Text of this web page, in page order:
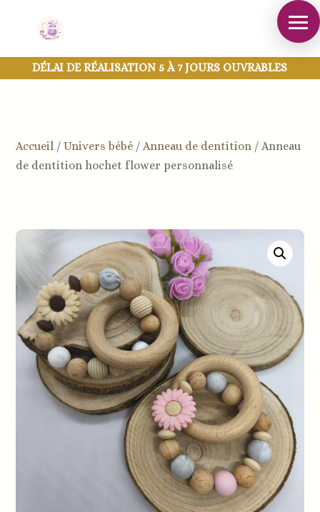
DÉLAI DE RÉALISATION 5 À 7 JOURS OUVRABLES
Accueil /Univers bébé /Anneau de dentition /Anneau
de dentition hochet flower personnalisé